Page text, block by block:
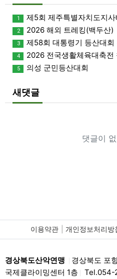
1 제5회 제주특별자치도지
2 2026 해외 트레킹(백두산)
3 제58회 대통령기 등산대회
4 2026 전국생활체육대축전
5 의성 군민등산대회
새댓글
댓글이
이용약관 개인정보처리방
경상북도산악연맹
경상북도 포
국제클라이밍센터 1층